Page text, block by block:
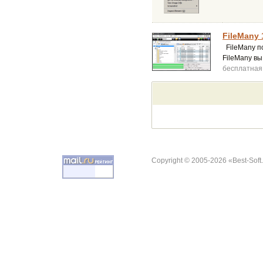
FileMany
FileMany
FileMany
бесплатная
Copyright © 2005-2026 «Best-